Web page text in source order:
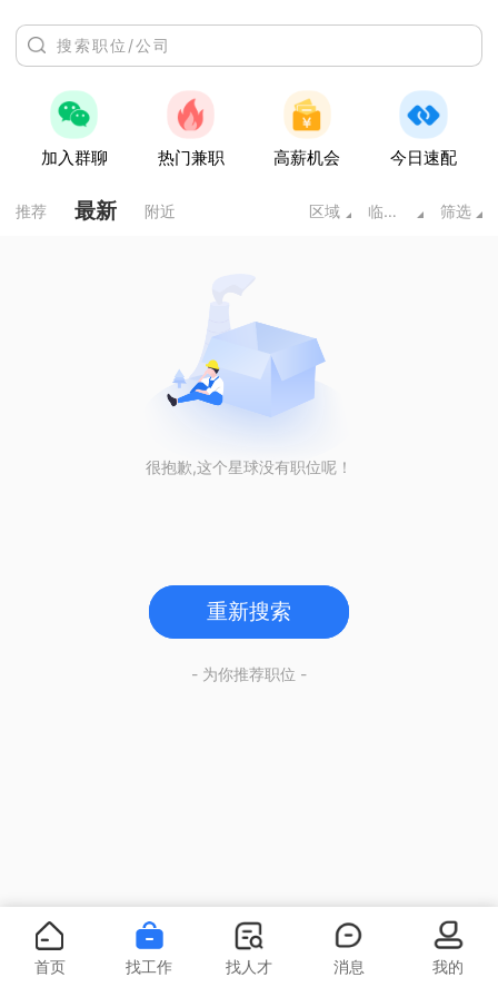
加入群聊 热门兼职 高薪机会 今日速配
推荐 最新 附近 区域 临床医学类 筛选
很抱歉,这个星球没有职位呢！
重新搜索
- 为你推荐职位 -
首页 找工作 找人才 消息 我的